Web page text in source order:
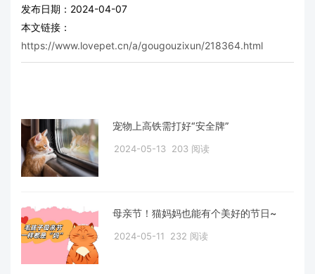
发布日期：2024-04-07
本文链接：
https://www.lovepet.cn/a/gougouzixun/218364.html
宠物上高铁需打好“安全牌”
2024-05-13 203 阅读
母亲节！猫妈妈也能有个美好的节日~
2024-05-11 232 阅读